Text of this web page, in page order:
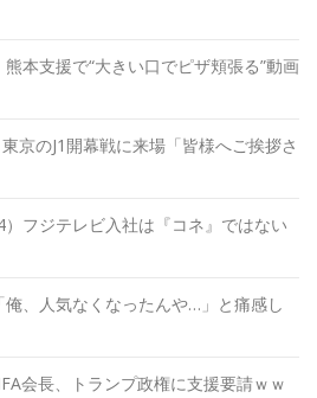
熊本支援で“大きい口でピザ頬張る”動画
京のJ1開幕戦に来場「皆様へご挨拶さ
）フジテレビ入社は『コネ』ではない
俺、人気なくなったんや…」と痛感し
会長、トランプ政権に支援要請ｗｗ